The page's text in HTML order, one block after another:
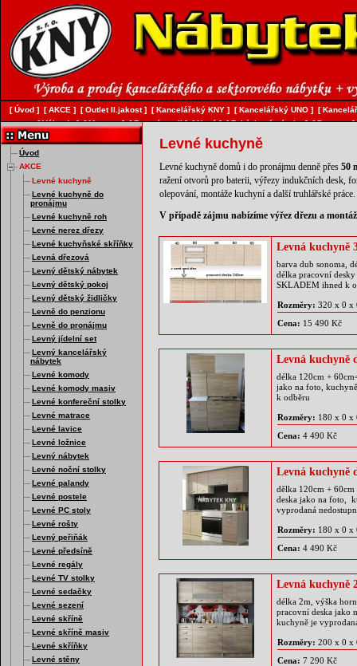
Úvod
AKCE
Levné kuchyně
Levné kuchyně do
pronájmu
Levné kuchyně roh
Levné nerez dřezy
Levné kuchyňské skříňky
Levná dřezová
Levný dětský nábytek
Levný dětský pokoj
Levný dětský židličky
Levně do penzionu
Levně do pronájmu
Levný jídelní set
Levný kancelářský
nábytek
Levné komody
Levné komody masiv
Levné konfereční stolky
Levné matrace
Levné lavice
Levné ložnice
Levný nábytek
Levné noční stolky
Levné palandy
Levné postele
Levné PC stoly
Levné rošty
Levný peřiňák
Levné předsíně
Levné regály
Levné TV stolky
Levné sedačky
Levné sezení
Levné skříně
Levné skříně masiv
Levné skříňky
Levné stěny
Levné kuchyně
Levné kuchyně domů i do pronájmu denně přes 50
ražení otvorů pro baterii, výřezy indukčních desk,
olepování, montáže kuchyní a další truhlářské práce.
V případě zájmu nabízíme výřez dřezu a
Levná kuchyně
barva dub sonoma,
délka pracovní
SKLADEM ihned k
Rozměry: 320 x 0 x
Cena: 15 490 Kč
Levná kuchyně
délka 120cm +
jako na foto,
k odběru
Rozměry: 180 x 0 x
Cena: 4 490 Kč
Levná kuchyně
dělka 120cm +
deska jako na foto,
vyprodaná
Rozměry: 180 x 0 x
Cena: 4 490 Kč
Levná kuchyně
délka 2m, výška
pracovní deska jako
kuchyně je
Rozměry: 200 x 0 x
Cena: 7 290 Kč
[ Úvod ] [ AKCE ] [ Outlet II.jakost ] [ Kancelářský KNY ] [ Kancelářský UNO ] [
[ Válendy ] [ Matrace ] [ Bytový textil ] [ Nový ] [ Zakázková výroba ] [ Doprava ]